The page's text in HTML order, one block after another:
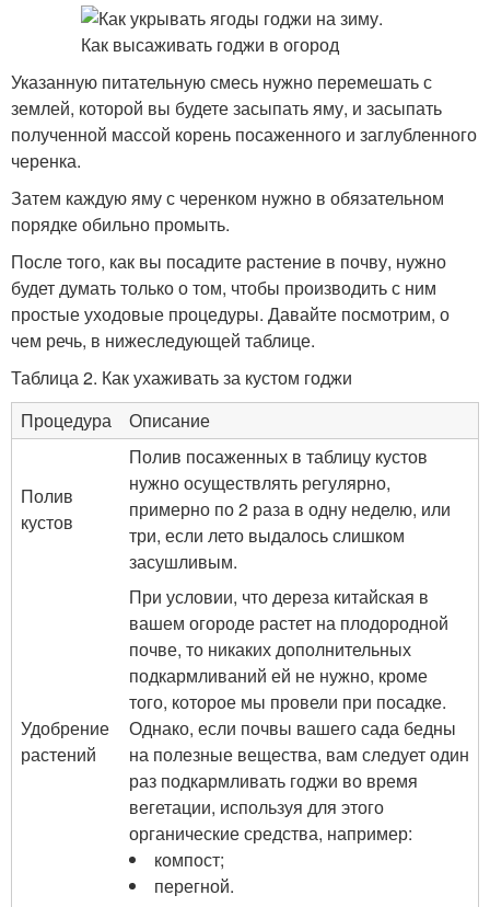
Указанную питательную смесь нужно перемешать с
землей, которой вы будете засыпать яму, и засыпать
полученной массой корень посаженного и заглубленного
черенка.
Затем каждую яму с черенком нужно в обязательном
порядке обильно промыть.
После того, как вы посадите растение в почву, нужно
будет думать только о том, чтобы производить с ним
простые уходовые процедуры. Давайте посмотрим, о
чем речь, в нижеследующей таблице.
Таблица 2. Как ухаживать за кустом годжи
Процедура
Описание
Полив
кустов
Полив посаженных в таблицу кустов
нужно осуществлять регулярно,
примерно по 2 раза в одну неделю, или
три, если лето выдалось слишком
засушливым.
Удобрение
растений
При условии, что дереза китайская в
вашем огороде растет на плодородной
почве, то никаких дополнительных
подкармливаний ей не нужно, кроме
того, которое мы провели при посадке.
Однако, если почвы вашего сада бедны
на полезные вещества, вам следует один
раз подкармливать годжи во время
вегетации, используя для этого
органические средства, например:
компост;
перегной.